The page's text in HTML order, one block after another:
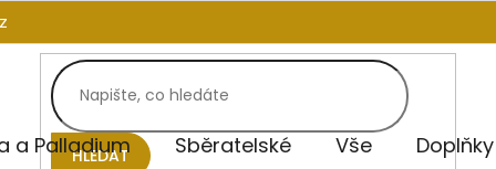
HLEDAT
a Palladium Sběratelské Vše Doplňky